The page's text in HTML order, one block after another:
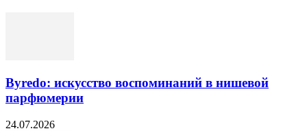
Byredo: искусство воспоминаний в нишевой
парфюмерии
24.07.2026